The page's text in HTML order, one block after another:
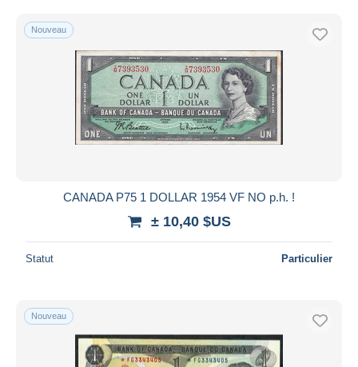
Nouveau
CANADA P75 1 DOLLAR 1954 VF NO p.h. !
± 10,40 $US
Statut Particulier
Nouveau